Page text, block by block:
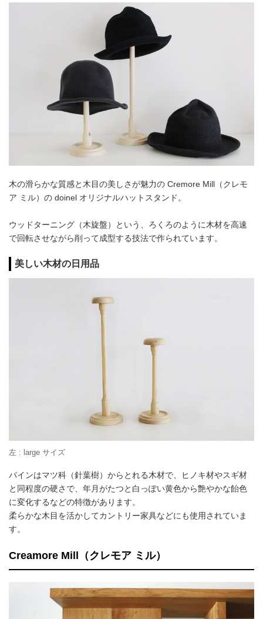
木の滑らかな質感と木目の美しさが魅力の Cremore Mill（クレモ
ア ミル）の doinel オリジナルハットスタンド。
ウッドターニング（木旋盤）という、ろくろのように木材を高速
で回転させながら削って成型する技法で作られています。
美しい木材の日用品
左 : large サイズ
パインはマツ科（針葉樹）からとれる木材で、ヒノキ材やスギ材
と同程度の硬さで、年月がたつと白っぽい黄色から艶やかな飴色
に変化するなどの特徴があります。
柔らかな木目を活かしてカントリー家具などにも使用されていま
す。
Creamore Mill（クレモア ミル）